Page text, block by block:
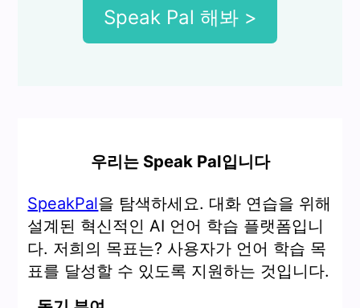
Speak Pal 해봐 >
우리는 Speak Pal입니다
SpeakPal을 탐색하세요. 대화 연습을 위해
설계된 혁신적인 AI 언어 학습 플랫폼입니
다. 저희의 목표는? 사용자가 언어 학습 목
표를 달성할 수 있도록 지원하는 것입니다.